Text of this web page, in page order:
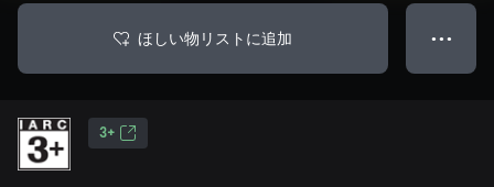
ほしい物リストに追加 ● ● ●
3+